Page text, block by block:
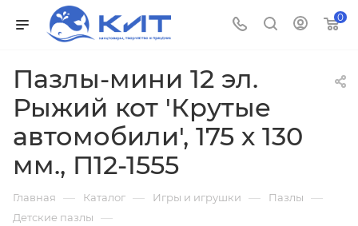
0
Пазлы-мини 12 эл.
Рыжий кот 'Крутые
автомобили', 175 х 130
мм., П12-1555
Главная — Каталог — Игры и игрушки — Пазлы —
Детские пазлы —